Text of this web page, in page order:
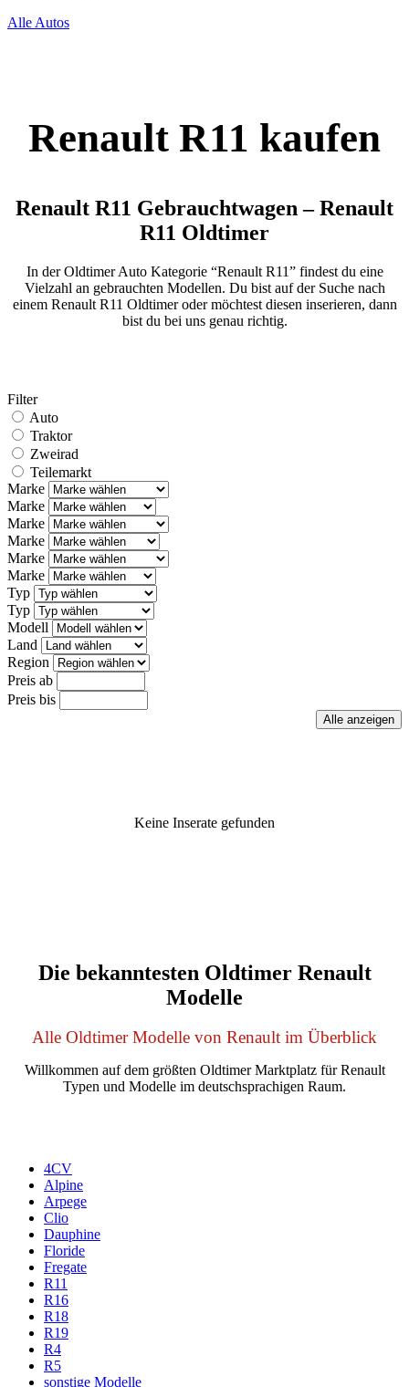
Alle Autos
Renault R11 kaufen
Renault R11 Gebrauchtwagen – Renault
R11 Oldtimer
In der Oldtimer Auto Kategorie “Renault R11” findest du eine
Vielzahl an gebrauchten Modellen. Du bist auf der Suche nach
einem Renault R11 Oldtimer oder möchtest diesen inserieren, dann
bist du bei uns genau richtig.
Filter
Auto
Traktor
Zweirad
Teilemarkt
Marke
Marke
Marke
Marke
Marke
Marke
Typ
Typ
Modell
Land
Region
Preis ab
Preis bis
Keine Inserate gefunden
Die bekanntesten Oldtimer Renault
Modelle
Alle Oldtimer Modelle von Renault im Überblick
Willkommen auf dem größten Oldtimer Marktplatz für Renault
Typen und Modelle im deutschsprachigen Raum.
4CV
Alpine
Arpege
Clio
Dauphine
Floride
Fregate
R11
R16
R18
R19
R4
R5
sonstige Modelle